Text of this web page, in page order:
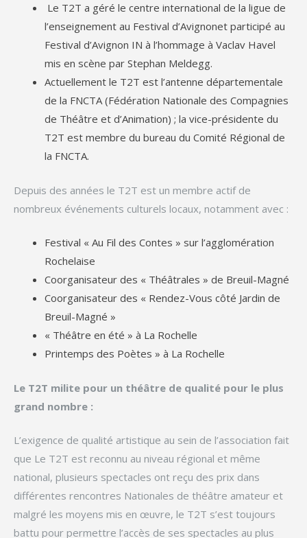
Le T2T a géré le centre international de la ligue de
l’enseignement au Festival d’Avignonet participé au
Festival d’Avignon IN à l’hommage à Vaclav Havel
mis en scène par Stephan Meldegg.
Actuellement le T2T est l’antenne départementale
de la FNCTA (Fédération Nationale des Compagnies
de Théâtre et d’Animation) ; la vice-présidente du
T2T est membre du bureau du Comité Régional de
la FNCTA.
Depuis des années le T2T est un membre actif de
nombreux événements culturels locaux, notamment avec :
Festival « Au Fil des Contes » sur l’agglomération
Rochelaise
Coorganisateur des « Théâtrales » de Breuil-Magné
Coorganisateur des « Rendez-Vous côté Jardin de
Breuil-Magné »
« Théâtre en été » à La Rochelle
Printemps des Poètes » à La Rochelle
Le T2T milite pour un théâtre de qualité pour le plus
grand nombre :
L’exigence de qualité artistique au sein de l’association fait
que Le T2T est reconnu au niveau régional et même
national, plusieurs spectacles ont reçu des prix dans
différentes rencontres Nationales de théâtre amateur et
malgré les moyens mis en œuvre, le T2T s’est toujours
battu pour permettre l’accès de ses spectacles au plus